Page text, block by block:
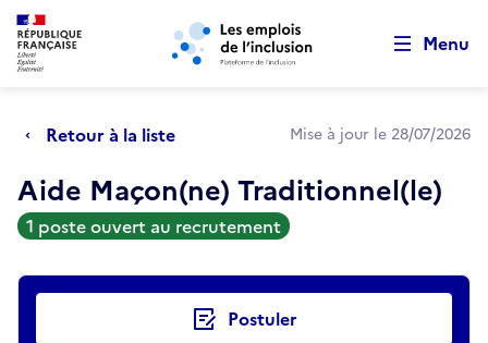
Aller au menu principal Aller au contenu principal
Menu
Retour à la liste Mise à jour le 28/07/2026
Aide Maçon(ne) Traditionnel(le)
1 poste ouvert au recrutement
Actions rapides Postuler
Retour au début de la page
Panneau de gestion des cookies